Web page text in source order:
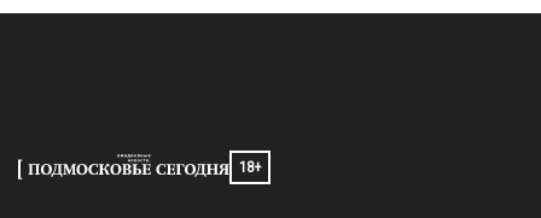
18+